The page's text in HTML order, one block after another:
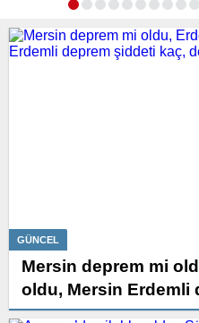
GÜNCEL
Mersin deprem mi
oldu, Mersin Erdemli
deprem merkezi